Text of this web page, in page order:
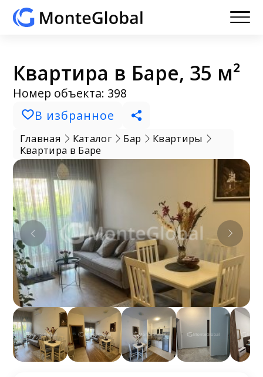
Квартира в Баре, 35 м²
Номер объекта: 398
В избранное
Главная Каталог Бар
Квартиры
Квартира в Баре